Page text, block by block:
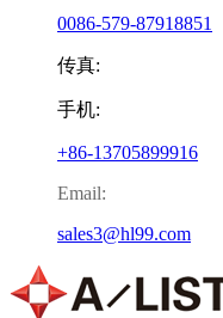
0086-579-87918851
传真:
手机:
+86-13705899916
Email:
sales3@hl99.com